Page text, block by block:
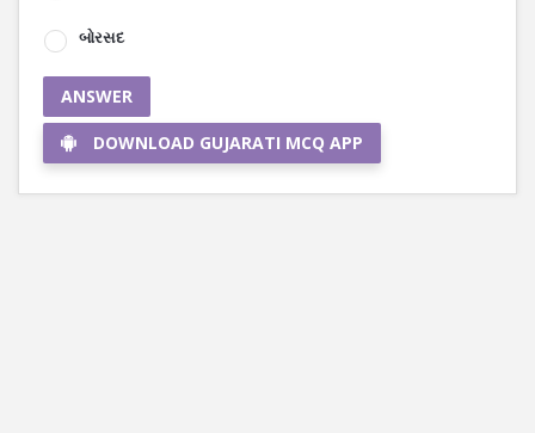
બોરસદ
ANSWER
DOWNLOAD GUJARATI MCQ APP